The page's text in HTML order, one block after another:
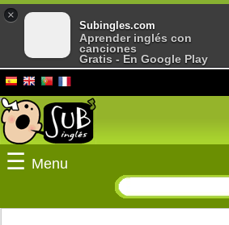
☰ Menu
×
Subingles.com
Aprender inglés con
canciones
Gratis - En Google Play